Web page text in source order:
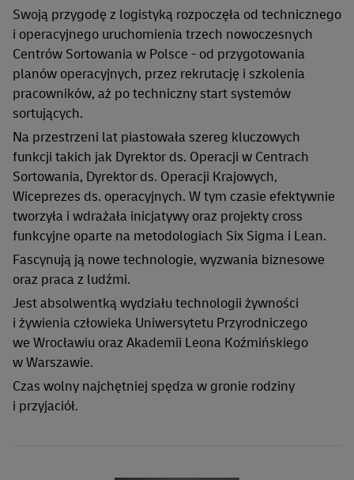
Swoją przygodę z logistyką rozpoczęła od technicznego
i operacyjnego uruchomienia trzech nowoczesnych
Centrów Sortowania w Polsce - od przygotowania
planów operacyjnych, przez rekrutację i szkolenia
pracowników, aż po techniczny start systemów
sortujących.
Na przestrzeni lat piastowała szereg kluczowych
funkcji takich jak Dyrektor ds. Operacji w Centrach
Sortowania, Dyrektor ds. Operacji Krajowych,
Wiceprezes ds. operacyjnych. W tym czasie efektywnie
tworzyła i wdrażała inicjatywy oraz projekty cross
funkcyjne oparte na metodologiach Six Sigma i Lean.
Fascynują ją nowe technologie, wyzwania biznesowe
oraz praca z ludźmi.
Jest absolwentką wydziału technologii żywności
i żywienia człowieka Uniwersytetu Przyrodniczego
we Wrocławiu oraz Akademii Leona Koźmińskiego
w Warszawie.
Czas wolny najchętniej spędza w gronie rodziny
i przyjaciół.